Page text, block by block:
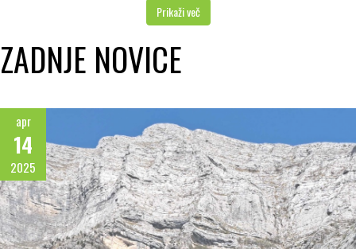
Prikaži več
ZADNJE NOVICE
apr
14
2025